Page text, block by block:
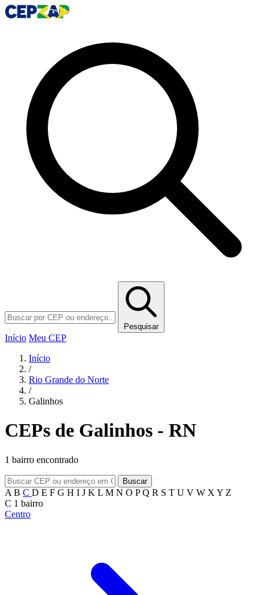
Pesquisar
Início Meu CEP
Início
/
Rio Grande do Norte
/
Galinhos
CEPs de Galinhos - RN
1 bairro encontrado
Buscar
A B C D E F G H I J K L M N O PQ R S T U V W X Y Z
C 1 bairro
Centro